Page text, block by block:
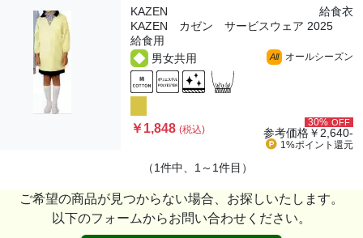
KAZEN
給食衣
KAZEN カゼン サービスウェア 2025
給食用
男女共用
All オールシーズン
￥1,848(税込)
30% OFF
参考価格￥2,640-
1%ポイント 還元
（1件中、1～1件目）
ご希望の商品が見つからない場合、お探しいたします。
以下のフォームからお問い合わせください。